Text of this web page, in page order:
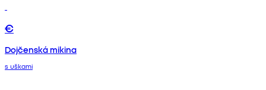
€
Dojčenská mikina
s uškami